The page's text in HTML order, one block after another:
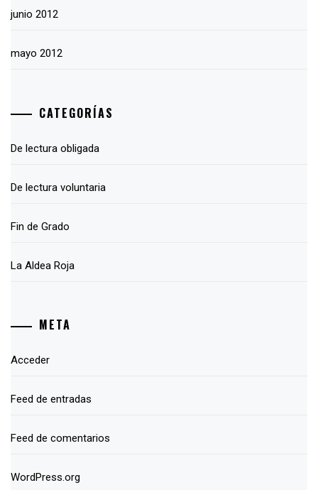
junio 2012
mayo 2012
CATEGORÍAS
De lectura obligada
De lectura voluntaria
Fin de Grado
La Aldea Roja
META
Acceder
Feed de entradas
Feed de comentarios
WordPress.org